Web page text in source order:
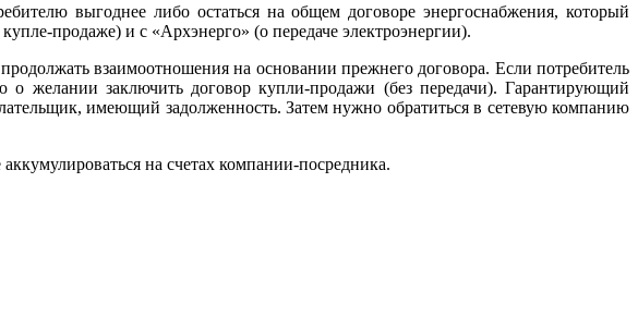
выгоднее либо остаться на общем договоре энергоснабжения, который
продаже) и с «Архэнерго» (о передаче электроэнергии).
взаимоотношения на основании прежнего договора. Если потребитель
желании заключить договор купли-продажи (без передачи). Гарантирующий
имеющий задолженность. Затем нужно обратиться в сетевую компанию
на счетах компании-посредника.